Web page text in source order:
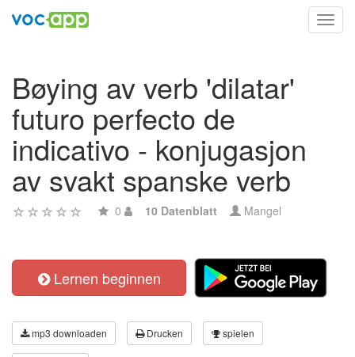
Bøying av verb 'dilatar'
futuro perfecto de
indicativo - konjugasjon
av svakt spanske verb
0 10 Datenblatt Mangel
Lernen beginnen
mp3 downloaden Drucken spielen